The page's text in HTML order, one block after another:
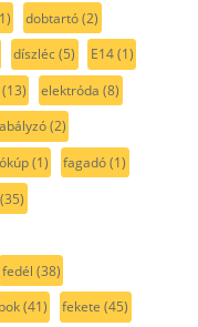
dobtartó(2)
díszléc(5) E14(1)
(13) elektróda (8)
(2)
(1) fagadó(1)
(35)
fedél (38)
(41) fekete (45)